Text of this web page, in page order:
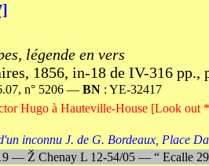
légende en vers
1856, in-18 de IV-316 pp.,
n° 5206 — BN: YE-32417
Hugo à Hauteville-House [Look out
inconnu J. de G. Bordeaux, Place
— Ž Chenay L 12-54/05 — “Ecalle